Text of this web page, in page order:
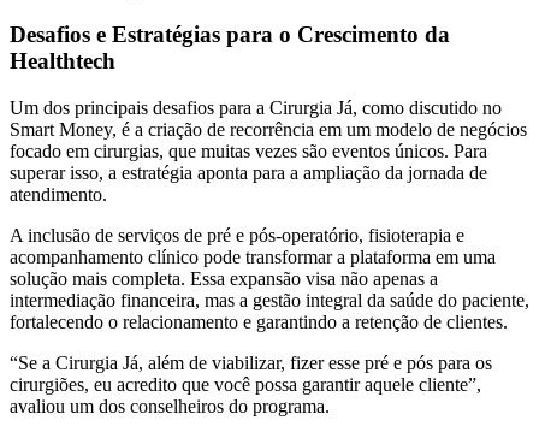
Desafios e Estratégias para o Crescimento da
Healthtech
Um dos principais desafios para a Cirurgia Já, como discutido no
Smart Money, é a criação de recorrência em um modelo de negócios
focado em cirurgias, que muitas vezes são eventos únicos. Para
superar isso, a estratégia aponta para a ampliação da jornada de
atendimento.
A inclusão de serviços de pré e pós-operatório, fisioterapia e
acompanhamento clínico pode transformar a plataforma em uma
solução mais completa. Essa expansão visa não apenas a
intermediação financeira, mas a gestão integral da saúde do paciente,
fortalecendo o relacionamento e garantindo a retenção de clientes.
“Se a Cirurgia Já, além de viabilizar, fizer esse pré e pós para os
cirurgiões, eu acredito que você possa garantir aquele cliente”,
avaliou um dos conselheiros do programa.